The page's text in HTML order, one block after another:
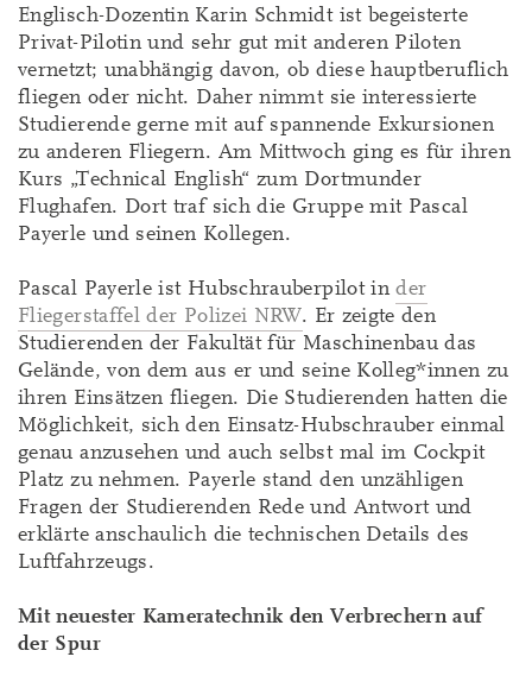
Englisch-Dozentin Karin Schmidt ist begeisterte
Privat-Pilotin und sehr gut mit anderen Piloten
vernetzt; unabhängig davon, ob diese hauptberuflich
fliegen oder nicht. Daher nimmt sie interessierte
Studierende gerne mit auf spannende Exkursionen
zu anderen Fliegern. Am Mittwoch ging es für ihren
Kurs „Technical English“ zum Dortmunder
Flughafen. Dort traf sich die Gruppe mit Pascal
Payerle und seinen Kollegen.
Pascal Payerle ist Hubschrauberpilot inder
Fliegerstaffel der Polizei NRW. Er zeigte den
Studierenden der Fakultät für Maschinenbau das
Gelände, von dem aus er und seine Kolleg*innen zu
ihren Einsätzen fliegen. Die Studierenden hatten die
Möglichkeit, sich den Einsatz-Hubschrauber einmal
genau anzusehen und auch selbst mal im Cockpit
Platz zu nehmen. Payerle stand den unzähligen
Fragen der Studierenden Rede und Antwort und
erklärte anschaulich die technischen Details des
Luftfahrzeugs.
Mit neuester Kameratechnik den Verbrechern auf
der Spur